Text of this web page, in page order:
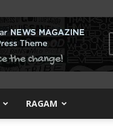
RAGAM